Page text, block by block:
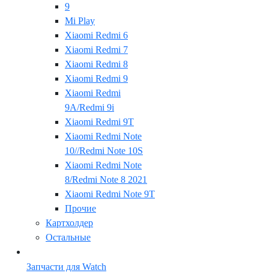
9
Mi Play
Xiaomi Redmi 6
Xiaomi Redmi 7
Xiaomi Redmi 8
Xiaomi Redmi 9
Xiaomi Redmi
9A/Redmi 9i
Xiaomi Redmi 9T
Xiaomi Redmi Note
10//Redmi Note 10S
Xiaomi Redmi Note
8/Redmi Note 8 2021
Xiaomi Redmi Note 9T
Прочие
Картхолдер
Остальные
Запчасти для Watch